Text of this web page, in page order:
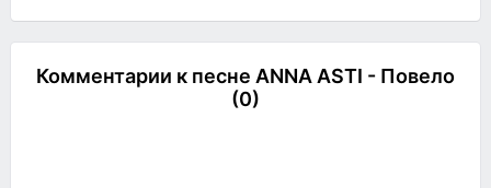
Комментарии к песне ANNA ASTI - Повело
(0)